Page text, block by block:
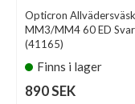
Opticron
MM3/MM4 60 ED
(41165)
Finns i lager
890 SEK